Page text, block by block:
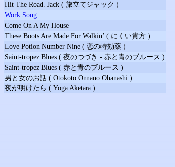
Hit The Road. Jack ( 旅立てジャック )
Work Song
Come On A My House
These Boots Are Made For Walkin’ ( にくい貴方 )
Love Potion Number Nine ( 恋の特効薬 )
Saint-tropez Blues ( 夜のつづき - 赤と青のブルース )
Saint-tropez Blues ( 赤と青のブルース )
男と女のお話 ( Otokoto Onnano Ohanashi )
夜が明けたら ( Yoga Aketara )